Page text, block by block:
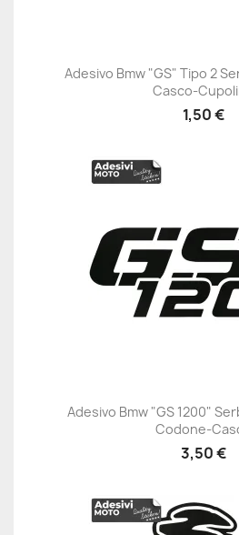
Adesivo Bmw "GS" Tipo 2
Casco-
1,50 €
Adesivo Bmw "GS 1200"
Codone-
3,50 €